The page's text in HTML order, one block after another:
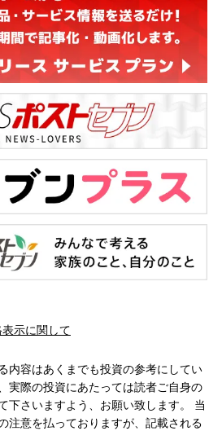
示に関して
内容はあくまでも投資の参考にしてい
実際の投資にあたっては読者ご自身の
下さいますよう、お願い致します。 当
注意を払っておりますが、記載される